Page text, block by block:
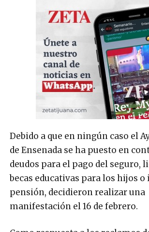
Debido a que en ningún caso el
de Ensenada se ha puesto en
deudos para el pago del seguro,
becas educativas para los hijos
pensión, decidieron realizar una
manifestación el 16 de febrero.